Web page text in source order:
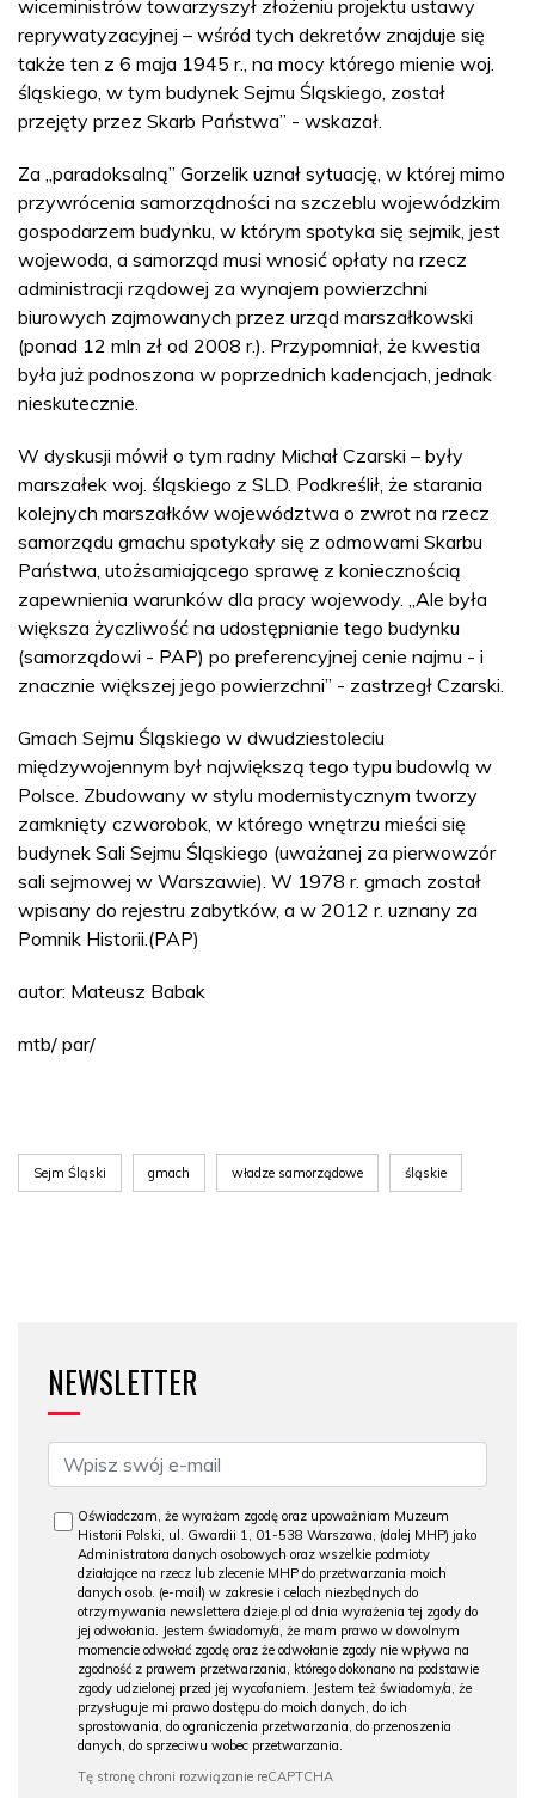
wiceministrów towarzyszył złożeniu projektu ustawy
reprywatyzacyjnej – wśród tych dekretów znajduje się
także ten z 6 maja 1945 r., na mocy którego mienie woj.
śląskiego, w tym budynek Sejmu Śląskiego, został
przejęty przez Skarb Państwa” - wskazał.
Za „paradoksalną” Gorzelik uznał sytuację, w której mimo
przywrócenia samorządności na szczeblu wojewódzkim
gospodarzem budynku, w którym spotyka się sejmik, jest
wojewoda, a samorząd musi wnosić opłaty na rzecz
administracji rządowej za wynajem powierzchni
biurowych zajmowanych przez urząd marszałkowski
(ponad 12 mln zł od 2008 r.). Przypomniał, że kwestia
była już podnoszona w poprzednich kadencjach, jednak
nieskutecznie.
W dyskusji mówił o tym radny Michał Czarski – były
marszałek woj. śląskiego z SLD. Podkreślił, że starania
kolejnych marszałków województwa o zwrot na rzecz
samorządu gmachu spotykały się z odmowami Skarbu
Państwa, utożsamiającego sprawę z koniecznością
zapewnienia warunków dla pracy wojewody. „Ale była
większa życzliwość na udostępnianie tego budynku
(samorządowi - PAP) po preferencyjnej cenie najmu - i
znacznie większej jego powierzchni” - zastrzegł Czarski.
Gmach Sejmu Śląskiego w dwudziestoleciu
międzywojennym był największą tego typu budowlą w
Polsce. Zbudowany w stylu modernistycznym tworzy
zamknięty czworobok, w którego wnętrzu mieści się
budynek Sali Sejmu Śląskiego (uważanej za pierwowzór
sali sejmowej w Warszawie). W 1978 r. gmach został
wpisany do rejestru zabytków, a w 2012 r. uznany za
Pomnik Historii.(PAP)
autor: Mateusz Babak
mtb/ par/
Sejm Śląski gmach władze samorządowe śląskie
NEWSLETTER
Oświadczam, że wyrażam zgodę oraz upoważniam Muzeum
Historii Polski, ul. Gwardii 1, 01-538 Warszawa, (dalej MHP) jako
Administratora danych osobowych oraz wszelkie podmioty
działające na rzecz lub zlecenie MHP do przetwarzania moich
danych osob. (e-mail) w zakresie i celach niezbędnych do
otrzymywania newslettera dzieje.pl od dnia wyrażenia tej zgody do
jej odwołania. Jestem świadomy/a, że mam prawo w dowolnym
momencie odwołać zgodę oraz że odwołanie zgody nie wpływa na
zgodność z prawem przetwarzania, którego dokonano na podstawie
zgody udzielonej przed jej wycofaniem. Jestem też świadomy/a, że
przysługuje mi prawo dostępu do moich danych, do ich
sprostowania, do ograniczenia przetwarzania, do przenoszenia
danych, do sprzeciwu wobec przetwarzania.